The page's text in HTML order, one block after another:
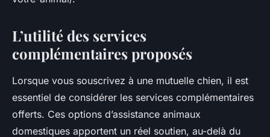
L’utilité des services
complémentaires proposés
Lorsque vous souscrivez à une mutuelle chien, il est
essentiel de considérer les services complémentaires
offerts. Ces options d’assistance animaux
domestiques apportent un réel soutien, au-delà du